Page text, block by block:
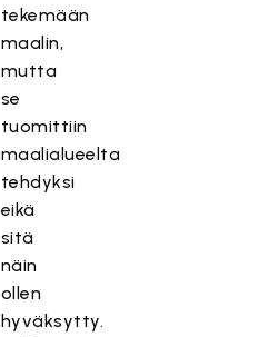
tekemään
maalin,
mutta
se
tuomittiin
maalialueelta
tehdyksi
eikä
sitä
näin
ollen
hyväksytty.